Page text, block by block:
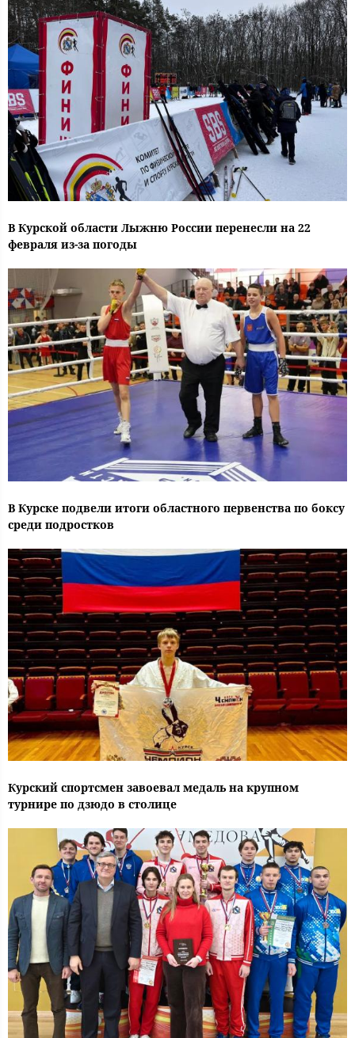
В Курской области Лыжню России перенесли на 22
февраля из-за погоды
В Курске подвели итоги областного первенства по боксу
среди подростков
Курский спортсмен завоевал медаль на крупном
турнире по дзюдо в столице